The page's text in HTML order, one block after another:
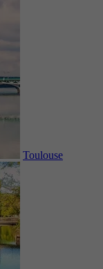
Toulouse